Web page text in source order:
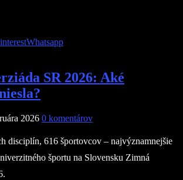
Whatsapp
SR 2026: Aké
2026 0 komentárov
disciplín, 616 športovcov – najvýznamnejšie
športu na Slovensku Zimná